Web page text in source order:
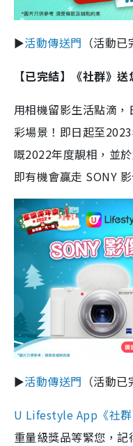
►活動傳送門 （活動已
【已完結】
《社群》
用相機留影生活點滴
彩場景！即日起至
嘅2022年度靚相，並
即有機會贏走 SONY
►活動傳送門 （活動已
U Lifestyle App《社
重量級獎品等緊您，記